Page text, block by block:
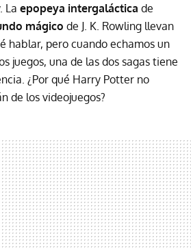
La epopeya intergaláctica de
mágico de J. K. Rowling llevan
hablar, pero cuando echamos un
juegos, una de las dos sagas tiene
¿Por qué Harry Potter no
de los videojuegos?